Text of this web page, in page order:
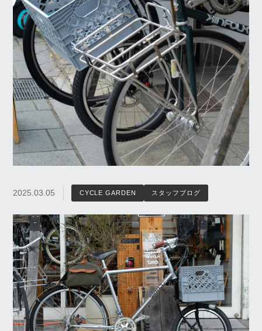
2025.03.05 CYCLE GARDEN スタッフブログ